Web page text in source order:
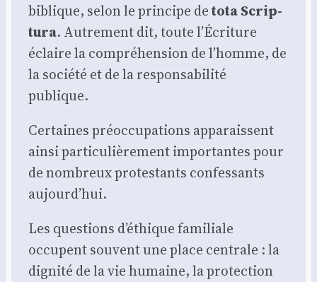
biblique, selon le prin­cipe detota Scrip­
tu­ra. Autre­ment dit, toute l’Écriture
éclaire la com­pré­hen­sion de l’homme, de
la socié­té et de la res­pon­sa­bi­li­té
publique.
Cer­taines pré­oc­cu­pa­tions appa­raissent
ain­si par­ti­cu­liè­re­ment impor­tantes pour
de nom­breux pro­tes­tants confes­sants
aujourd’hui.
Les ques­tions d’éthique fami­liale
occupent sou­vent une place cen­trale : la
digni­té de la vie humaine, la pro­tec­tion